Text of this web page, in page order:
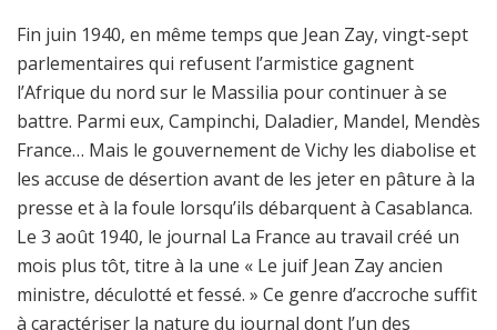
Fin juin 1940, en même temps que Jean Zay, vingt-sept
parlementaires qui refusent l’armistice gagnent
l’Afrique du nord sur le Massilia pour continuer à se
battre. Parmi eux, Campinchi, Daladier, Mandel, Mendès
France… Mais le gouvernement de Vichy les diabolise et
les accuse de désertion avant de les jeter en pâture à la
presse et à la foule lorsqu’ils débarquent à Casablanca.
Le 3 août 1940, le journal La France au travail créé un
mois plus tôt, titre à la une « Le juif Jean Zay ancien
ministre, déculotté et fessé. » Ce genre d’accroche suffit
à caractériser la nature du journal dont l’un des